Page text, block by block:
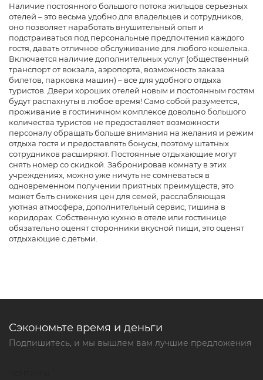
Наличие постоянного большого потока жильцов серьезных
отелей – это весьма удобно для владельцев и сотрудников,
оно позволяет наработать внушительный опыт и
подстраиваться под персональные предпочтения каждого
гостя, давать отличное обслуживание для любого кошелька.
Включается наличие дополнительных услуг (общественный
транспорт от вокзала, аэропорта, возможность заказа
билетов, парковка машин) – все для удобного отдыха
туристов. Двери хороших отелей новым и постоянным гостям
будут распахнуты в любое время! Само собой разумеется,
проживание в гостиничном комплексе довольно большого
количества туристов не предоставляет возможности
персоналу обращать больше внимания на желания и режим
отдыха гостя и предоставлять бонусы, поэтому штатных
сотрудников расширяют. Постоянные отдыхающие могут
снять номер со скидкой. Забронировав комнату в этих
учреждениях, можно уже ничуть не сомневаться в
одновременном получении приятных преимуществ, это
может быть снижения цен для семей, расслабляющая
уютная атмосфера, дополнительный сервис, тишина в
коридорах. Собственную кухню в отеле или гостинице
обязательно оценят сторонники вкусной пищи, это оценят
отдыхающие с детьми.
Сэкономьте время и деньги
Подпишитесь, и мы вышлем вам лучшие предложения